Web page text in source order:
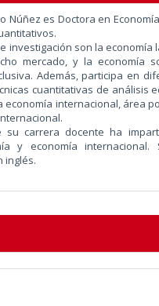
Núñez es Doctora en
investigación son la
mercado, y la economía
Además, participa en
cuantitativas de análisis
economía internacional, área
carrera docente ha
y economía
inglés.